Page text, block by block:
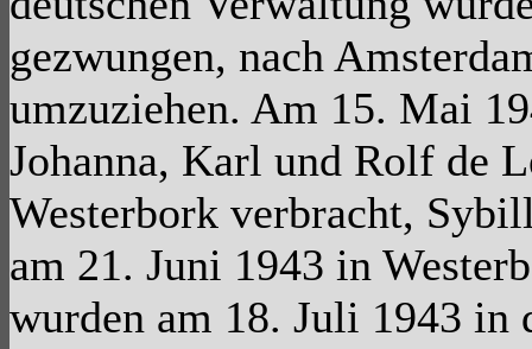
gezwungen, nach
umzuziehen. Am 15. Mai
Johanna, Karl und Rolf de
Westerbork verbracht,
am 21. Juni 1943 in
wurden am 18. Juli 1943 in